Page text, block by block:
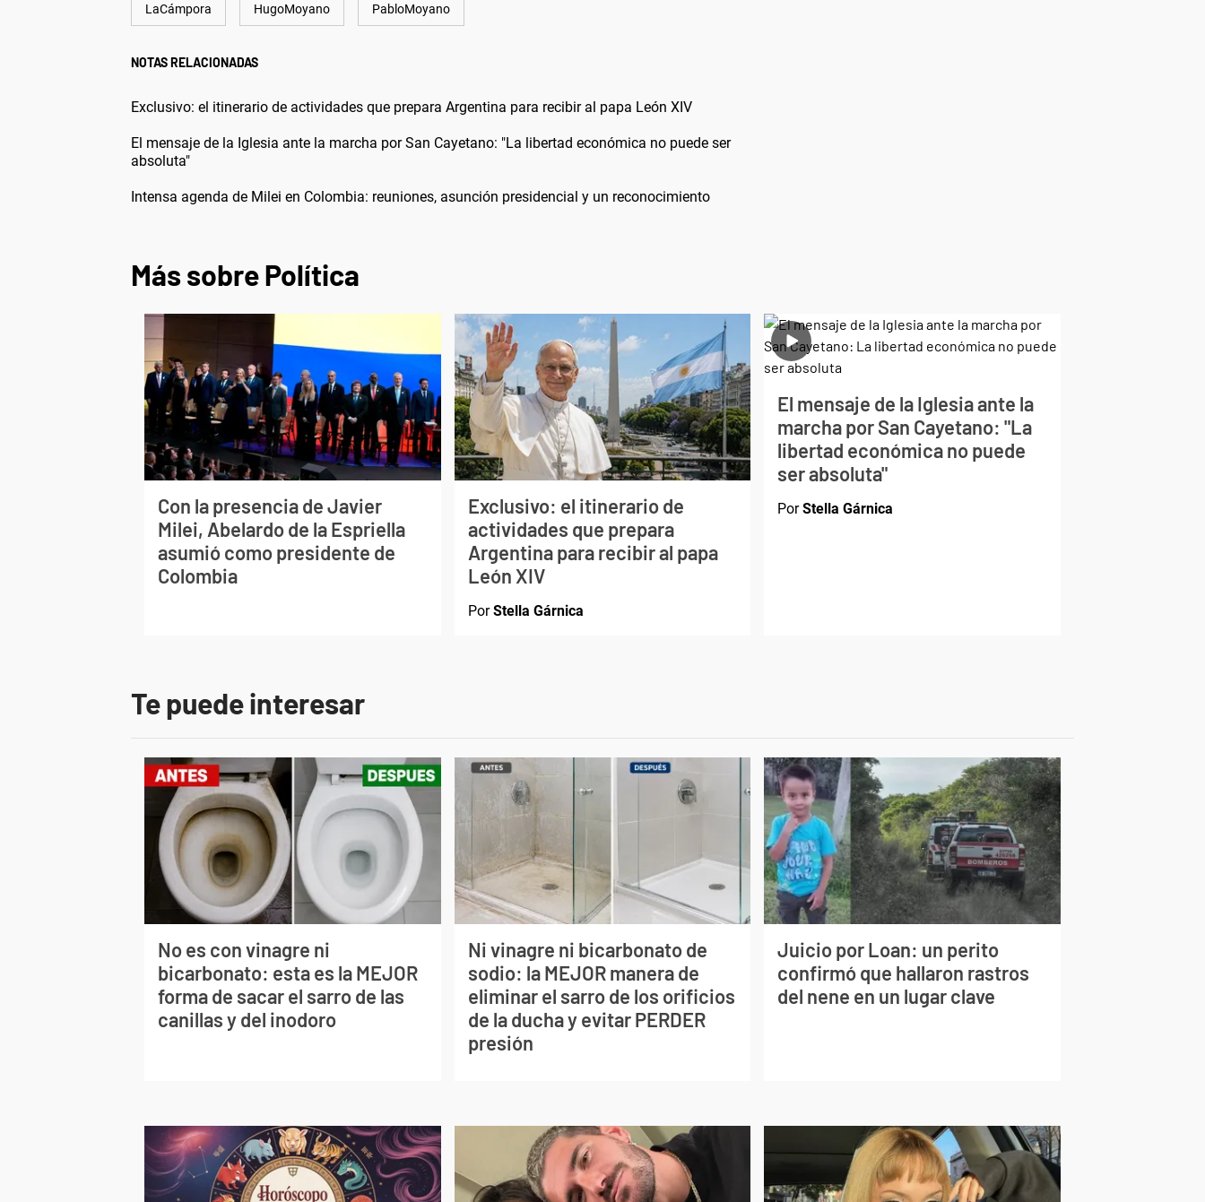
LaCámpora HugoMoyano PabloMoyano
NOTAS RELACIONADAS
Exclusivo: el itinerario de actividades que prepara Argentina para recibir al papa León XIV
El mensaje de la Iglesia ante la marcha por San Cayetano: "La libertad económica no puede ser
absoluta"
Intensa agenda de Milei en Colombia: reuniones, asunción presidencial y un reconocimiento
Más sobre Política
Con la presencia de Javier
Milei, Abelardo de la Espriella
asumió como presidente de
Colombia
Exclusivo: el itinerario de
actividades que prepara
Argentina para recibir al papa
León XIV
PorStella Gárnica
El mensaje de la Iglesia ante la
marcha por San Cayetano: "La
libertad económica no puede
ser absoluta"
PorStella Gárnica
Te puede interesar
No es con vinagre ni
bicarbonato: esta es la MEJOR
forma de sacar el sarro de las
canillas y del inodoro
Ni vinagre ni bicarbonato de
sodio: la MEJOR manera de
eliminar el sarro de los orificios
de la ducha y evitar PERDER
presión
Juicio por Loan: un perito
confirmó que hallaron rastros
del nene en un lugar clave